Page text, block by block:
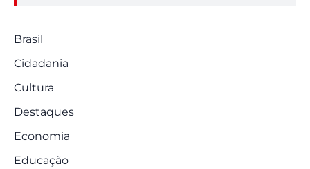
Brasil
Cidadania
Cultura
Destaques
Economia
Educação